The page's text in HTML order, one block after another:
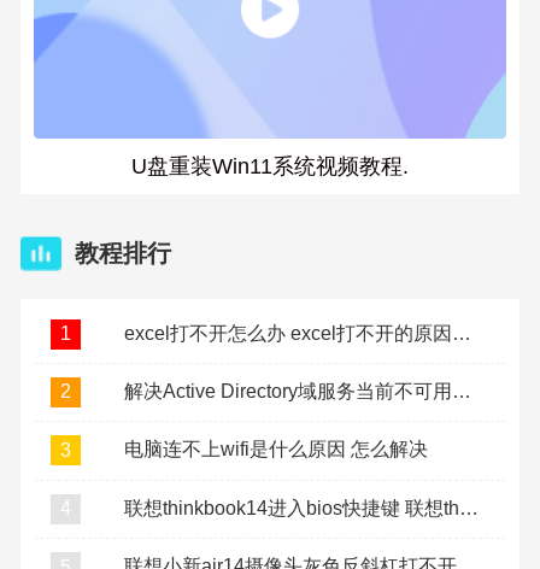
U盘重装Win11系统视频教程.
教程排行
1 excel打不开怎么办 excel打不开的原因及解决方法
2 解决Active Directory域服务当前不可用问题
3 电脑连不上wifi是什么原因 怎么解决
4 联想thinkbook14进入bios快捷键 联想thinkbook14进bios按什么键